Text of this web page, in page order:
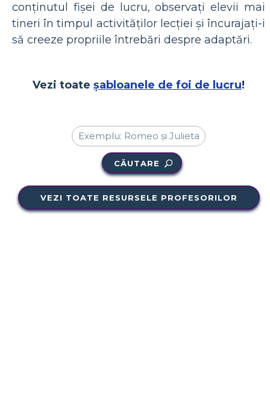
conținutul fișei de lucru, observați elevii mai
tineri în timpul activităților lecției și încurajați-i
să creeze propriile întrebări despre adaptări.
Vezi toate șabloanele de foi de lucru!
CĂUTARE
VEZI TOATE RESURSELE PROFESORILOR